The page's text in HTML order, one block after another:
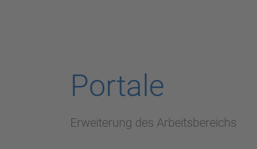
Portale
Erweiterung des Arbeitsbereichs